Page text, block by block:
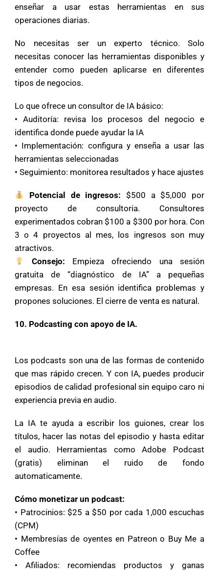
enseñar a usar estas herramientas en sus
operaciones diarias.
No necesitas ser un experto técnico. Solo
necesitas conocer las herramientas disponibles y
entender como pueden aplicarse en diferentes
tipos de negocios.
Lo que ofrece un consultor de IA básico:
• Auditoría: revisa los procesos del negocio e
identifica donde puede ayudar la IA
• Implementación: configura y enseña a usar las
herramientas seleccionadas
• Seguimiento: monitorea resultados y hace ajustes
Potencial de ingresos: $500 a $5,000 por
proyecto de consultoria. Consultores
experimentados cobran $100 a $300 por hora. Con
3 o 4 proyectos al mes, los ingresos son muy
atractivos.
Consejo: Empieza ofreciendo una sesión
gratuita de “diagnóstico de IA” a pequeñas
empresas. En esa sesión identifica problemas y
propones soluciones. El cierre de venta es natural.
10. Podcasting con apoyo de IA.
Los podcasts son una de las formas de contenido
que mas rápido crecen. Y con IA, puedes producir
episodios de calidad profesional sin equipo caro ni
experiencia previa en audio.
La IA te ayuda a escribir los guiones, crear los
títulos, hacer las notas del episodio y hasta editar
el audio. Herramientas como Adobe Podcast
(gratis) eliminan el ruido de fondo
automaticamente.
Cómo monetizar un podcast:
• Patrocinios: $25 a $50 por cada 1,000 escuchas
(CPM)
• Membresías de oyentes en Patreon o Buy Me a
Coffee
• Afiliados: recomiendas productos y ganas